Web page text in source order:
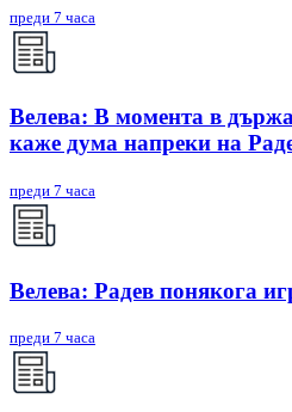
преди 7 часа
Велева: В момента в
каже дума напреки на
преди 7 часа
Велева: Радев понякога
преди 7 часа